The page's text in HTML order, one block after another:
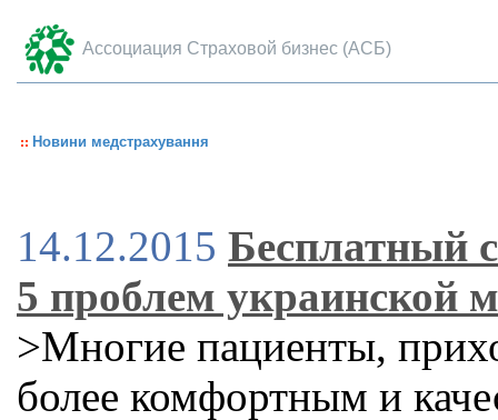
Ассоциация Страховой бизнес (АСБ)
Новини медстрахування
14.12.2015 Бесплатный
5 проблем украинской
>Многие пациенты,
более комфортным и